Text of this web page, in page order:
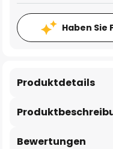
Haben Sie
Produktdetails
Bewertungen